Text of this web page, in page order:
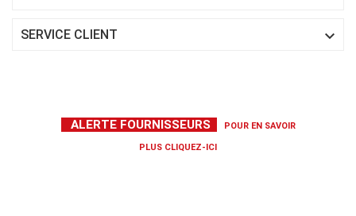
SERVICE CLIENT 
ALERTE FOURNISSEURS POUR EN SAVOIR
PLUS CLIQUEZ-ICI